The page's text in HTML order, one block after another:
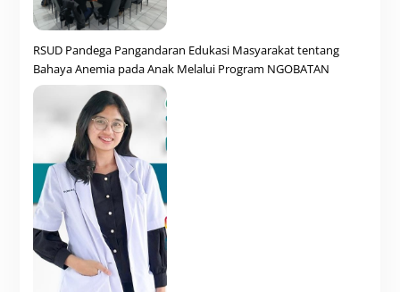
RSUD Pandega Pangandaran Edukasi Masyarakat tentang
Bahaya Anemia pada Anak Melalui Program NGOBATAN